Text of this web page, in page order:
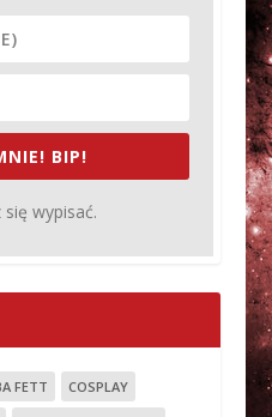
BIP!
wypisać.
FETT
COSPLAY